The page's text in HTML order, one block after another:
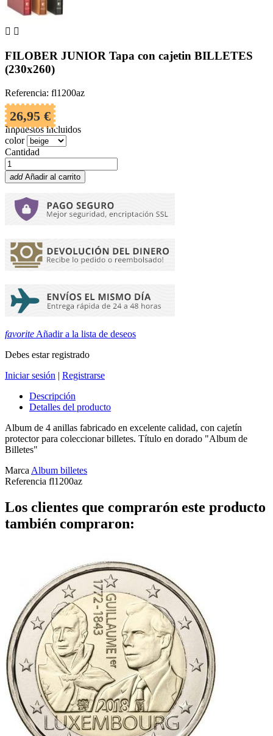
 
FILOBER JUNIOR Tapa con cajetin BILLETES
(230x260)
Referencia: fl1200az
26,95 €
Impuestos incluidos
color
Cantidad
add Añadir al carrito
favorite Añadir a la lista de deseos
Debes estar registrado
Iniciar sesión | Registrarse
Descripción
Detalles del producto
Album de 4 anillas fabricado en excelente calidad, con cajetín
protector para coleccionar billetes. Título en dorado "Album de
Billetes"
Marca Album billetes
Referencia fl1200az
Los clientes que comprarón este producto
también compraron: